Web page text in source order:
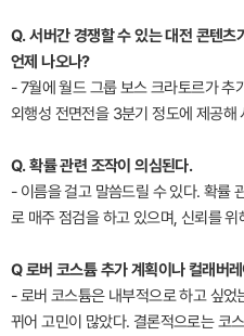
Q. 서버간 경쟁할 수 있는 대전 콘텐
언제 나오나?
- 7월에 월드 그룹 보스 크라토르가 추
외행성 전면전을 3분기 정도에 제공해
Q. 확률 관련 조작이 의심된다.
- 이름을 걸고 말씀드릴 수 있다. 확률
로 매주 점검을 하고 있으며, 신뢰를
Q 로버 코스튬 추가 계획이나 컬래버
- 로버 코스튬은 내부적으로 하고 싶
뀌어 고민이 많았다. 결론적으로는 코